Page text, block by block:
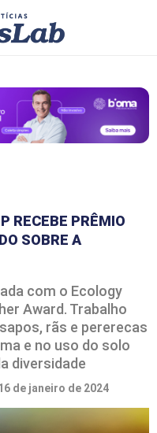
RECEBE PRÊMIO
SOBRE A
com o Ecology
Award. Trabalho
rãs e pererecas
e no uso do solo
diversidade
de janeiro de 2024